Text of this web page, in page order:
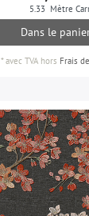
5.33 Mètre
Dans le
*avec TVAhors Frais